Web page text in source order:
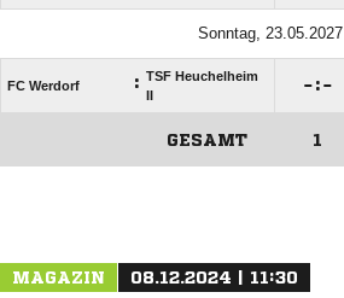
Sonntag, 23.05.2027
FC Werdorf : TSF Heuchelheim
II
:
GESAMT 1
MAGAZIN 08.12.2024 | 11:30